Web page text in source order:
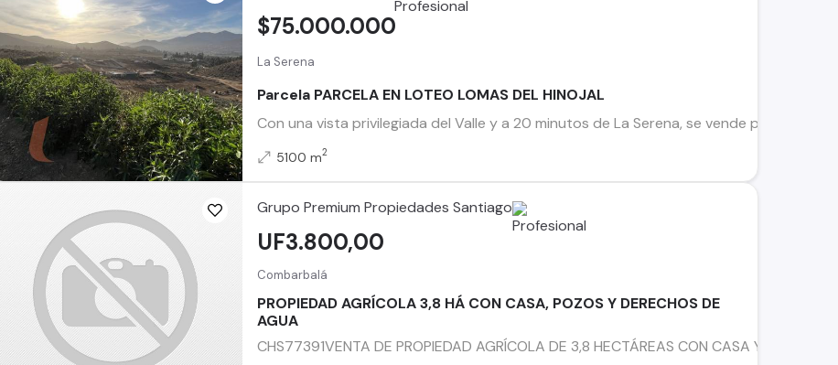
La Serena
Parcela PARCELA EN LOTEO LOMAS DEL HINOJAL
Con una vista privilegiada del Valle y a 20 minutos de La Serena, se vende
$75.000.000
5100 m2
Grupo Premium Propiedades Santiago
Combarbalá
PROPIEDAD AGRÍCOLA 3,8 HÁ CON CASA, POZOS Y DERECHOS DE
AGUA
CHS77391VENTA DE PROPIEDAD AGRÍCOLA DE 3,8 HECTÁREAS CON CASA Y
UF3.800,00